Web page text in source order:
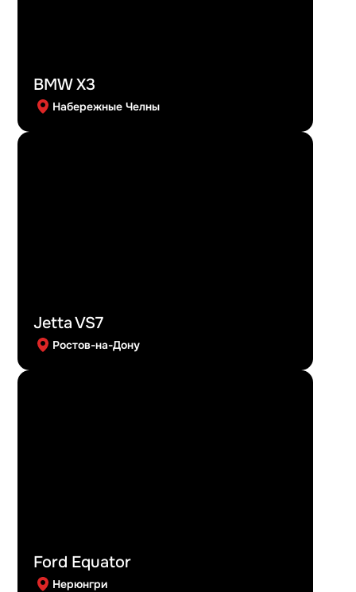
BMW X3
Набережные Челны
Jetta VS7
Ростов-на-Дону
Ford Equator
Нерюнгри